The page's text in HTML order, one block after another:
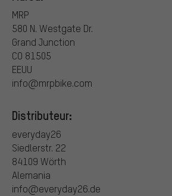
MRP
580 N. Westgate Dr.
Grand Junction
CO 81505
EEUU
info@mrpbike.com
Distributeur:
everyday26
Siedlerstr. 22
84109 Wörth
Alemania
info@everyday26.de